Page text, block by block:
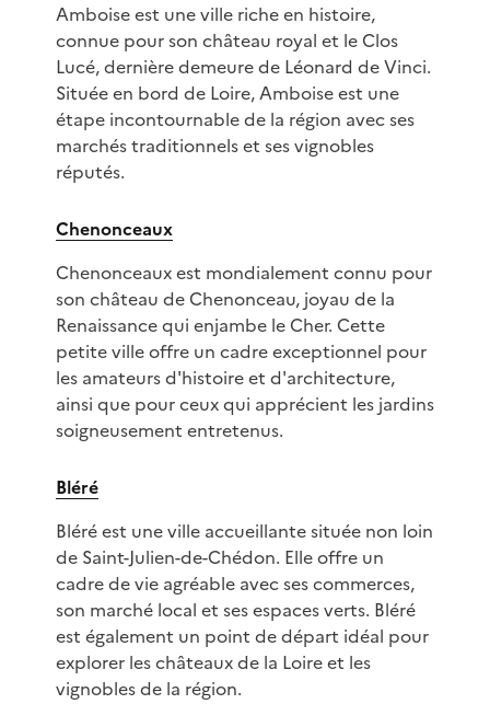
Amboise est une ville riche en histoire,
connue pour son château royal et le Clos
Lucé, dernière demeure de Léonard de Vinci.
Située en bord de Loire, Amboise est une
étape incontournable de la région avec ses
marchés traditionnels et ses vignobles
réputés.
Chenonceaux
Chenonceaux est mondialement connu pour
son château de Chenonceau, joyau de la
Renaissance qui enjambe le Cher. Cette
petite ville offre un cadre exceptionnel pour
les amateurs d'histoire et d'architecture,
ainsi que pour ceux qui apprécient les jardins
soigneusement entretenus.
Bléré
Bléré est une ville accueillante située non loin
de Saint-Julien-de-Chédon. Elle offre un
cadre de vie agréable avec ses commerces,
son marché local et ses espaces verts. Bléré
est également un point de départ idéal pour
explorer les châteaux de la Loire et les
vignobles de la région.